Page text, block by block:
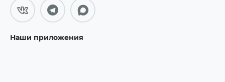
Наши приложения